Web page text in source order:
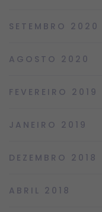
SETEMBRO 2020
AGOSTO 2020
FEVEREIRO 2019
JANEIRO 2019
DEZEMBRO 2018
ABRIL 2018